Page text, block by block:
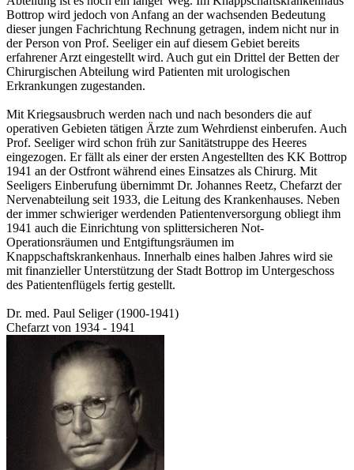
Bottrop wird jedoch von Anfang an der wachsenden Bedeutung
dieser jungen Fachrichtung Rechnung getragen, indem nicht nur in
der Person von Prof. Seeliger ein auf diesem Gebiet bereits
erfahrener Arzt eingestellt wird. Auch gut ein Drittel der Betten der
Chirurgischen Abteilung wird Patienten mit urologischen
Erkrankungen zugestanden.
Mit Kriegsausbruch werden nach und nach besonders die auf
operativen Gebieten tätigen Ärzte zum Wehrdienst einberufen. Auch
Prof. Seeliger wird schon früh zur Sanitätstruppe des Heeres
eingezogen. Er fällt als einer der ersten Angestellten des KK Bottrop
1941 an der Ostfront während eines Einsatzes als Chirurg. Mit
Seeligers Einberufung übernimmt Dr. Johannes Reetz, Chefarzt der
Nervenabteilung seit 1933, die Leitung des Krankenhauses. Neben
der immer schwieriger werdenden Patientenversorgung obliegt ihm
1941 auch die Einrichtung von splittersicheren Not-
Operationsräumen und Entgiftungsräumen im
Knappschaftskrankenhaus. Innerhalb eines halben Jahres wird sie
mit finanzieller Unterstützung der Stadt Bottrop im Untergeschoss
des Patientenflügels fertig gestellt.
Dr. med. Paul Seliger (1900-1941)
Chefarzt von 1934 - 1941